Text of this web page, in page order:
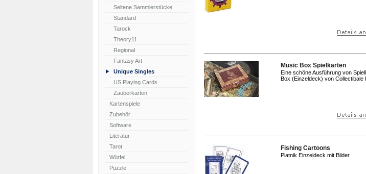
Seltene Sammlerstücke
Standard
Tarock
Theory11
Regional
Fantasy Art
Unique Singles
US Playing Cards
Zauberkarten
Kartenspiele
Zubehör
Software
Literatur
Tarot
Würfel
Puzzle
Music Box Spielkarten
Eine schöne Ausführung von
Box (Einzeldeck) von Collectibale
Fishing Cartoons
Piatnik Einzeldeck mit Bilder